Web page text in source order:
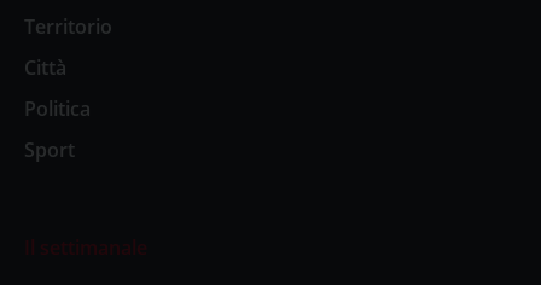
Territorio
Città
Politica
Sport
Il settimanale